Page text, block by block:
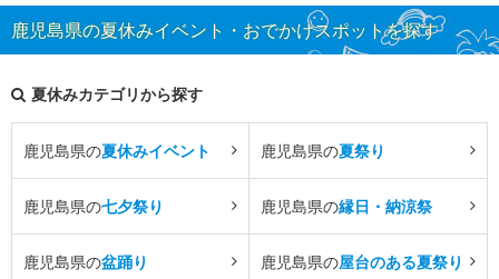
鹿児島県の夏休みイベント・おでかけスポットを探す
夏休みカテゴリから探す
鹿児島県の夏休みイベント 鹿児島県の夏祭り
鹿児島県の七夕祭り 鹿児島県の縁日・納涼祭
鹿児島県の盆踊り 鹿児島県の屋台のある夏祭り